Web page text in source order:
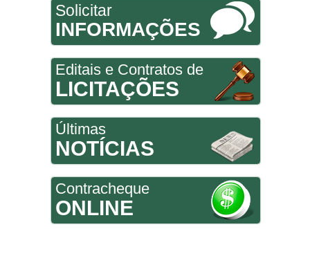
Solicitar
INFORMAÇÕES
Editais e Contratos de
LICITAÇÕES
Últimas
NOTÍCIAS
Contracheque
ONLINE